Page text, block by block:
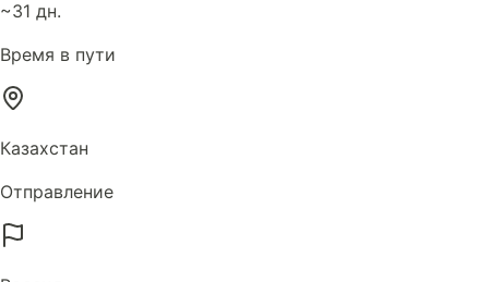
~31 дн.
Время в пути
Казахстан
Отправление